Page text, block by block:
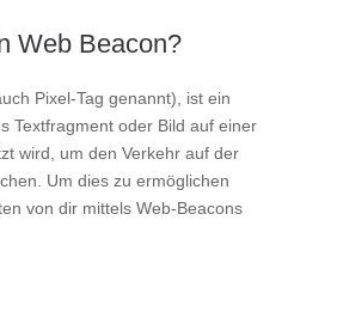
Web Beacon?
Pixel-Tag genannt), ist ein
Textfragment oder Bild auf einer
wird, um den Verkehr auf der
Um dies zu ermöglichen
von dir mittels Web-Beacons